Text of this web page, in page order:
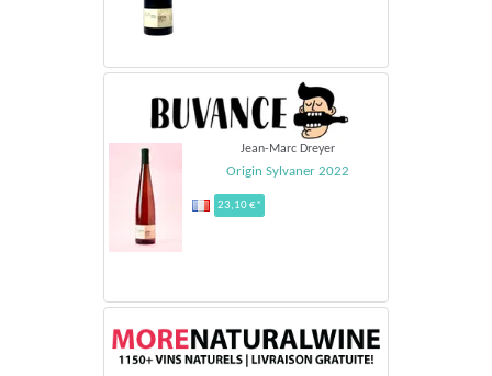
Jean-Marc Dreyer
Origin Sylvaner 2022
23,10 €*